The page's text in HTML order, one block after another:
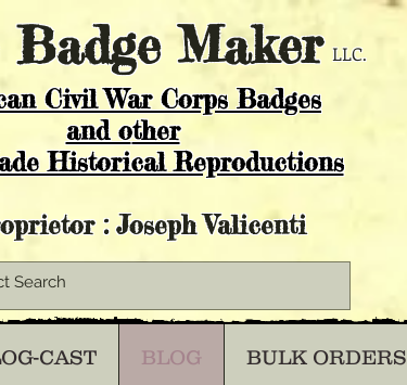
Maker LLC.
Civil War Corps Badges
and other
Historical Reproductions
: Joseph Valicenti
CAST BLOG BULK ORDERS